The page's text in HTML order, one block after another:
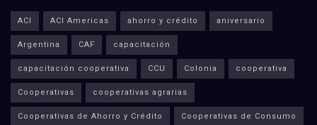
ACI ACI Americas ahorro y crédito aniversario
Argentina CAF capacitación
capacitación cooperativa CCU Colonia cooperativa
Cooperativas cooperativas agrarias
Cooperativas de Ahorro y Crédito Cooperativas de Consumo